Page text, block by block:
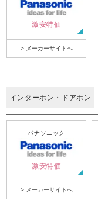
激安特価
> メーカーサイトへ
インターホン・ドアホン
パナソニック
激安特価
> メーカーサイトへ